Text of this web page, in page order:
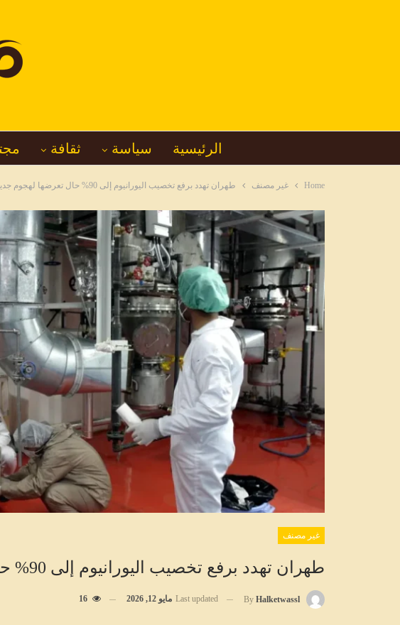
الرئيسية سياسة ثقافة
Home غير مصنف طهران تهدد برفع تخصيب اليورانيوم إلى 90% حال تعرضها لهجوم جديد
غير مصنف
طهران تهدد برفع تخصيب اليورانيوم إلى 90% حال تعرضها لهجوم جديد
By Halketwassl
Last updated مايو 12, 2026 16